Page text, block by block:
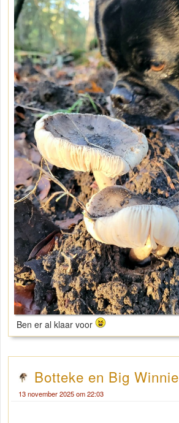
Ben er al klaar voor
Botteke en Big Winnie
13 november 2025 om 22:03